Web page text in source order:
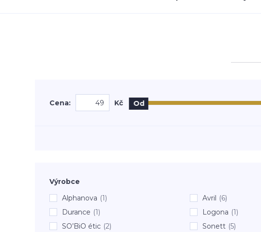
Cena: Kč Od
Výrobce
Alphanova (1) Avril (6)
Durance (1) Logona (1)
SO’BiO étic (2) Sonett (5)